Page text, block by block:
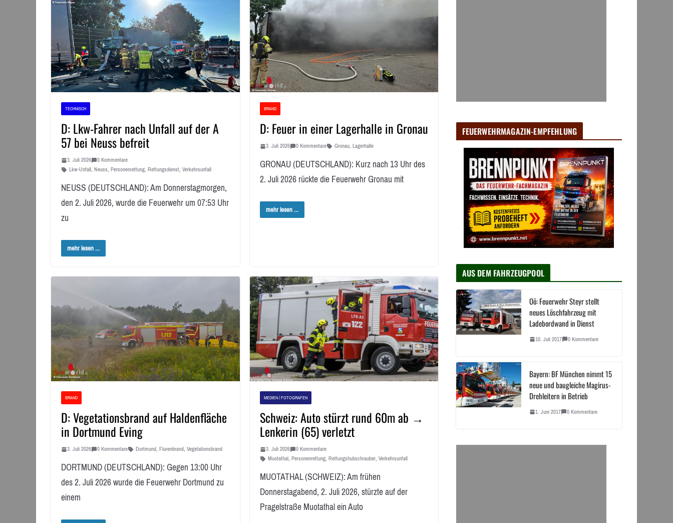
TECHNISCH
D: Lkw-Fahrer nach Unfall auf der A
57 bei Neuss befreit
3. Juli 2026 0 Kommentare
Lkw-Unfall, Neuss, Personenrettung, Rettungsdienst, Verkehrsunfall
NEUSS (DEUTSCHLAND): Am Donnerstagmorgen,
den 2. Juli 2026, wurde die Feuerwehr um 07:53 Uhr
zu
mehr lesen ...
BRAND
D: Feuer in einer Lagerhalle in Gronau
3. Juli 2026 0 Kommentare Gronau, Lagerhalle
GRONAU (DEUTSCHLAND): Kurz nach 13 Uhr des
2. Juli 2026 rückte die Feuerwehr Gronau mit
mehr lesen ...
BRAND
D: Vegetationsbrand auf Haldenfläche
in Dortmund Eving
3. Juli 2026 0 Kommentare Dortmund, Flurenbrand, Vegetationsbrand
DORTMUND (DEUTSCHLAND): Gegen 13:00 Uhr
des 2. Juli 2026 wurde die Feuerwehr Dortmund zu
einem
MEDIEN / FOTOGRAFEN
Schweiz: Auto stürzt rund 60m ab →
Lenkerin (65) verletzt
3. Juli 2026
0 Kommentare
Muotathal, Personenrettung, Rettungshubschrauber, Verkehrsunfall
MUOTATHAL (SCHWEIZ): Am frühen
Donnerstagabend, 2. Juli 2026, stürzte auf der
Pragelstraße Muotathal ein Auto
FEUERWEHRMAGAZIN-EMPFEHLUNG
AUS DEM FAHRZEUGPOOL
Oö: Feuerwehr Steyr stellt
neues Löschfahrzeug mit
Ladebordwand in Dienst
10. Juli 2017 0 Kommentare
Bayern: BF München nimmt 15
neue und baugleiche Magirus-
Drehleitern in Betrieb
1. Juni 2017 0 Kommentare